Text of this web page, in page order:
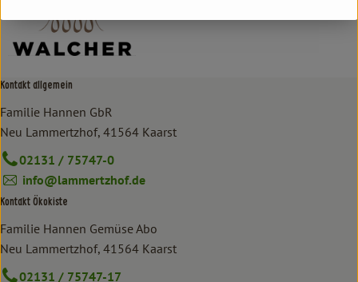
Kontakt allgemein
Familie Hannen GbR
Neu Lammertzhof, 41564 Kaarst
02131 / 75747-0
info@lammertzhof.de
Kontakt Ökokiste
Familie Hannen Gemüse Abo
Neu Lammertzhof, 41564 Kaarst
02131 / 75747-17